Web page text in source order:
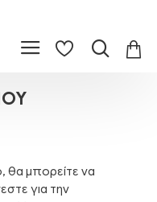
θα μπορείτε να
για την